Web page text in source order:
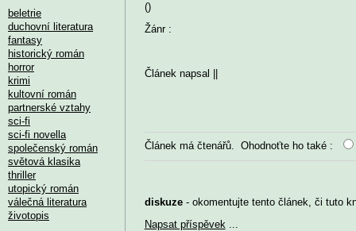
()
Žánr :
Článek napsal
Článek má čtenářů. Ohodnoťte ho také :
diskuze- okomentujte tento článek, či tuto
Napsat příspěvek
beletrie
duchovní literatura
fantasy
historický román
horror
krimi
kultovní román
partnerské vztahy
sci-fi
sci-fi novella
společenský román
světová klasika
thriller
utopický román
válečná literatura
životopis